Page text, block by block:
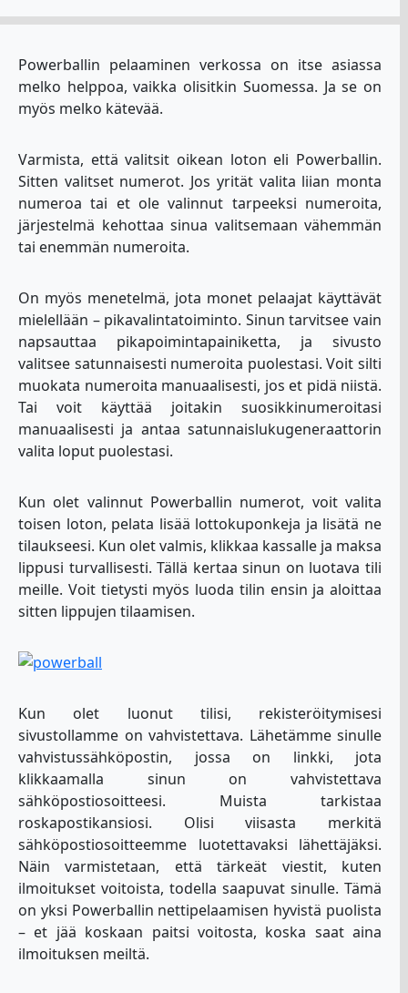
Powerballin pelaaminen verkossa on itse asiassa
melko helppoa, vaikka olisitkin Suomessa. Ja se on
myös melko kätevää.
Varmista, että valitsit oikean loton eli Powerballin.
Sitten valitset numerot. Jos yrität valita liian monta
numeroa tai et ole valinnut tarpeeksi numeroita,
järjestelmä kehottaa sinua valitsemaan vähemmän
tai enemmän numeroita.
On myös menetelmä, jota monet pelaajat käyttävät
mielellään – pikavalintatoiminto. Sinun tarvitsee vain
napsauttaa pikapoimintapainiketta, ja sivusto
valitsee satunnaisesti numeroita puolestasi. Voit silti
muokata numeroita manuaalisesti, jos et pidä niistä.
Tai voit käyttää joitakin suosikkinumeroitasi
manuaalisesti ja antaa satunnaislukugeneraattorin
valita loput puolestasi.
Kun olet valinnut Powerballin numerot, voit valita
toisen loton, pelata lisää lottokuponkeja ja lisätä ne
tilaukseesi. Kun olet valmis, klikkaa kassalle ja maksa
lippusi turvallisesti. Tällä kertaa sinun on luotava tili
meille. Voit tietysti myös luoda tilin ensin ja aloittaa
sitten lippujen tilaamisen.
Kun olet luonut tilisi, rekisteröitymisesi
sivustollamme on vahvistettava. Lähetämme sinulle
vahvistussähköpostin, jossa on linkki, jota
klikkaamalla sinun on vahvistettava
sähköpostiosoitteesi. Muista tarkistaa
roskapostikansiosi. Olisi viisasta merkitä
sähköpostiosoitteemme luotettavaksi lähettäjäksi.
Näin varmistetaan, että tärkeät viestit, kuten
ilmoitukset voitoista, todella saapuvat sinulle. Tämä
on yksi Powerballin nettipelaamisen hyvistä puolista
– et jää koskaan paitsi voitosta, koska saat aina
ilmoituksen meiltä.